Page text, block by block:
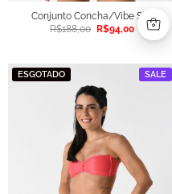
Conjunto Concha/Vibe Sky
R$188,00 O
preço
R$188,00.
R$94,00O
preço
R$94,00.
ESGOTADO SALE